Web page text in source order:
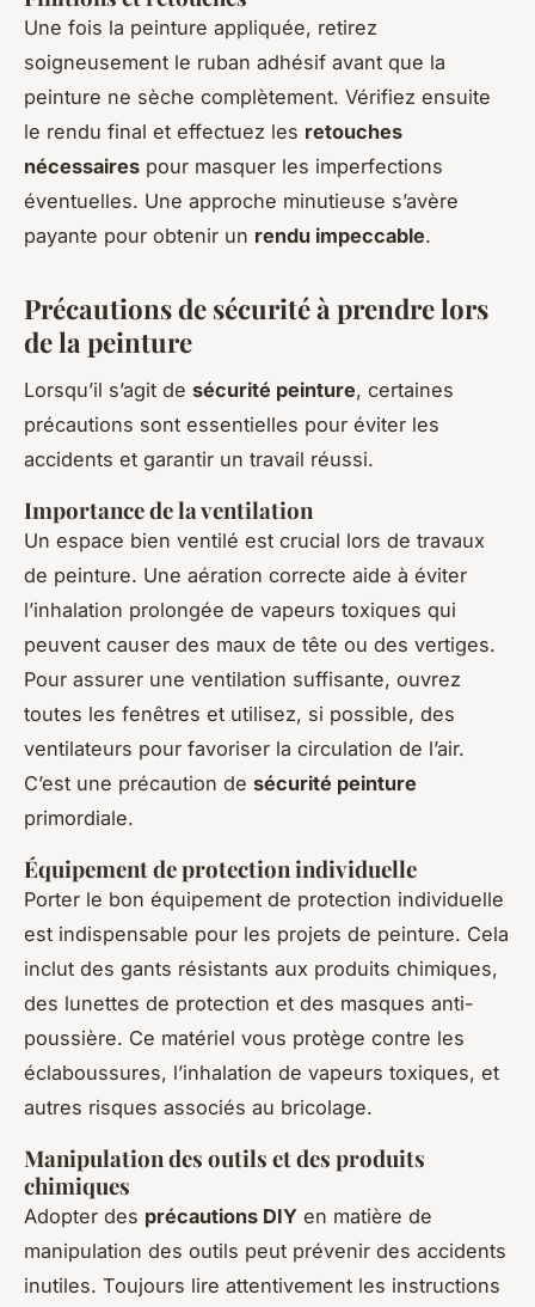
Une fois la peinture appliquée, retirez
soigneusement le ruban adhésif avant que la
peinture ne sèche complètement. Vérifiez ensuite
le rendu final et effectuez les retouches
nécessaires pour masquer les imperfections
éventuelles. Une approche minutieuse s’avère
payante pour obtenir un rendu impeccable.
Précautions de sécurité à prendre lors
de la peinture
Lorsqu’il s’agit de sécurité peinture, certaines
précautions sont essentielles pour éviter les
accidents et garantir un travail réussi.
Importance de la ventilation
Un espace bien ventilé est crucial lors de travaux
de peinture. Une aération correcte aide à éviter
l’inhalation prolongée de vapeurs toxiques qui
peuvent causer des maux de tête ou des vertiges.
Pour assurer une ventilation suffisante, ouvrez
toutes les fenêtres et utilisez, si possible, des
ventilateurs pour favoriser la circulation de l’air.
C’est une précaution de sécurité peinture
primordiale.
Équipement de protection individuelle
Porter le bon équipement de protection individuelle
est indispensable pour les projets de peinture. Cela
inclut des gants résistants aux produits chimiques,
des lunettes de protection et des masques anti-
poussière. Ce matériel vous protège contre les
éclaboussures, l’inhalation de vapeurs toxiques, et
autres risques associés au bricolage.
Manipulation des outils et des produits
chimiques
Adopter des précautions DIY en matière de
manipulation des outils peut prévenir des accidents
inutiles. Toujours lire attentivement les instructions